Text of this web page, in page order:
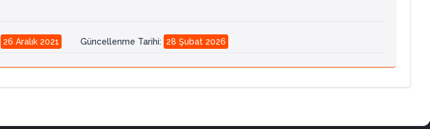
26 Aralık 2021 Güncellenme Tarihi: 28 Şubat 2026